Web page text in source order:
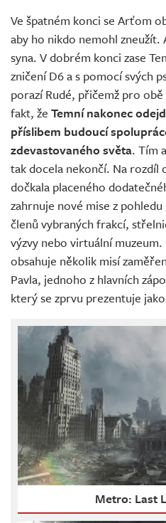
Ve špatném konci se Arťom
aby ho nikdo nemohl zneužít.
syna. V dobrém konci zase
zničení D6 a s pomocí svých
porazí Rudé, přičemž pro
fakt, že Temní nakonec
příslibem budoucí
zdevastovaného světa. Tím
tak docela nekončí. Na rozdíl
dočkala placeného
zahrnuje nové mise z
členů vybraných frakcí,
výzvy nebo virtuální muzeum.
obsahuje několik misí
Pavla, jednoho z hlavních
který se zprvu prezentuje
Metro: Last